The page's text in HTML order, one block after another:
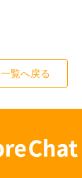
一覧へ戻る